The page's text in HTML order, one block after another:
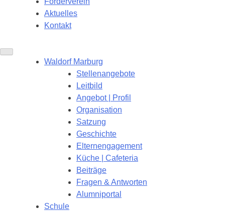
Aktuelles
Kontakt
Waldorf Marburg
Stellenangebote
Leitbild
Angebot | Profil
Organisation
Satzung
Geschichte
Elternengagement
Küche | Cafeteria
Beiträge
Fragen & Antworten
Alumniportal
Schule